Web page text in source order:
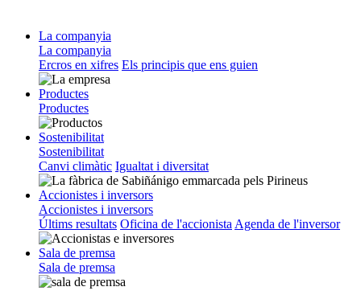
La companyia
La companyia
Ercros en xifres Els principis que ens guien
Productes
Productes
Sostenibilitat
Sostenibilitat
Canvi climàtic Igualtat i diversitat
Accionistes i inversors
Accionistes i inversors
Últims resultats Oficina de l'accionista Agenda de l'inversor
Sala de premsa
Sala de premsa